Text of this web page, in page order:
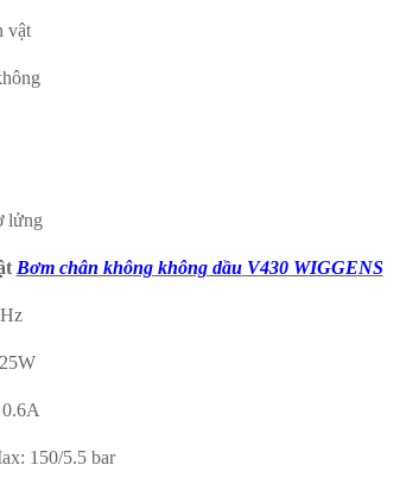
vật
lửng
Bơm chân không không dầu V430WIGGENS
150/5.5 bar